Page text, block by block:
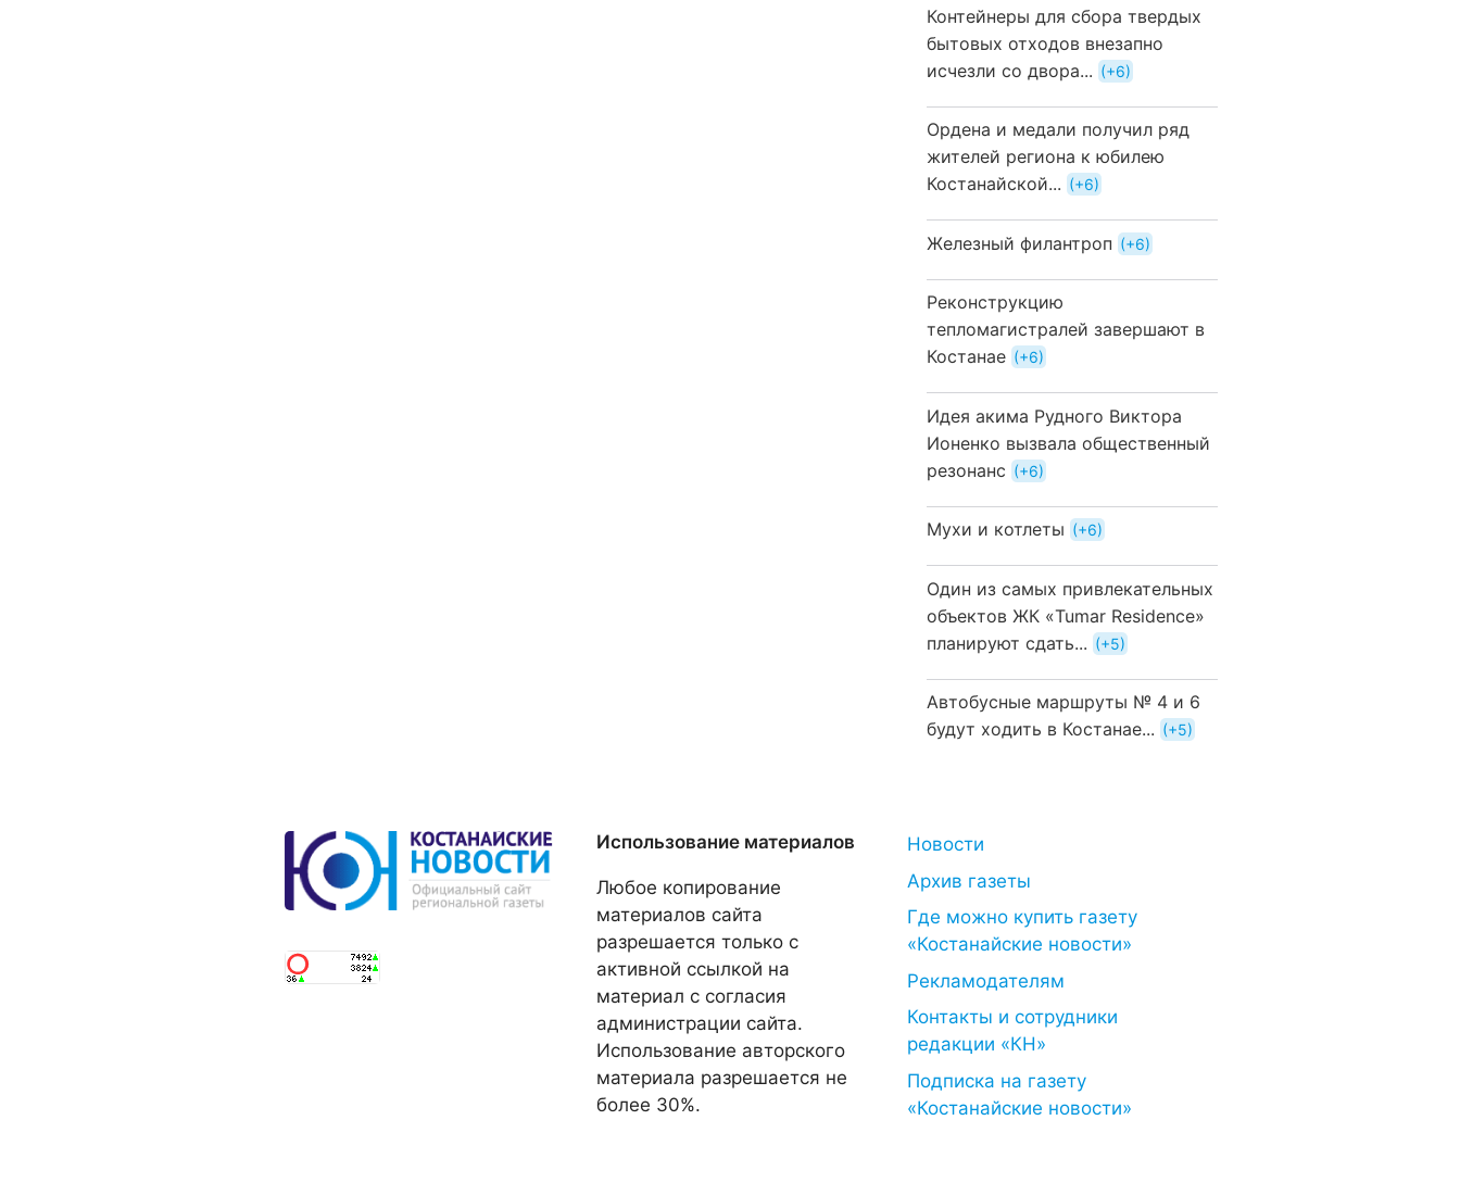
Контейнеры для сбора твердых
бытовых отходов внезапно
исчезли со двора...
+6
Ордена и медали получил ряд
жителей региона к юбилею
Костанайской...
+6
Железный филантроп +6
Реконструкцию
тепломагистралей завершают в
Костанае
+6
Идея акима Рудного Виктора
Ионенко вызвала общественный
резонанс
+6
Мухи и котлеты +6
Один из самых привлекательных
объектов ЖК «Tumar Residence»
планируют сдать...
+5
Автобусные маршруты № 4 и 6
будут ходить в Костанае...
+5
Использование материалов
Любое копирование
материалов сайта
разрешается только с
активной ссылкой на
материал с согласия
администрации сайта.
Использование авторского
материала разрешается не
более 30%.
Новости
Архив газеты
Где можно купить газету
«Костанайские новости»
Рекламодателям
Контакты и сотрудники
редакции «КН»
Подписка на газету
«Костанайские новости»